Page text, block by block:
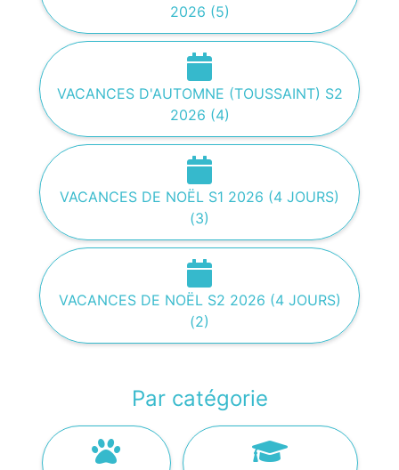
2026 (5)
VACANCES D'AUTOMNE (TOUSSAINT) S2
2026 (4)
VACANCES DE NOËL S1 2026 (4 JOURS)
(3)
VACANCES DE NOËL S2 2026 (4 JOURS)
(2)
Par catégorie